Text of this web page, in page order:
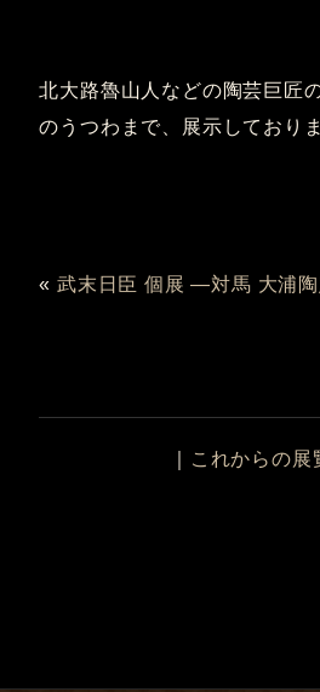
北大路魯山人などの陶芸巨匠
のうつわまで、展示しておりま
«武末日臣 個展 ―対馬 大浦
これからの展